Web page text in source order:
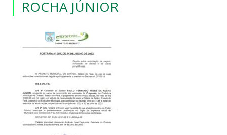
ROCHA JÚNIOR